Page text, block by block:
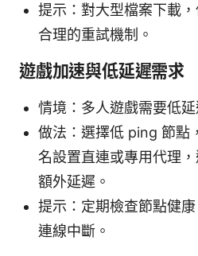
提示：對大型檔案下載
合理的重試機制。
遊戲加速與低延遲需求
情境：多人遊戲需要低延
做法：選擇低 ping 節點
名設置直連或專用代理
額外延遲。
提示：定期檢查節點健
連線中斷。